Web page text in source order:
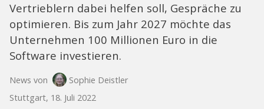
Vertrieblern dabei helfen soll, Gespräche zu
optimieren. Bis zum Jahr 2027 möchte das
Unternehmen 100 Millionen Euro in die
Software investieren.
News von
Sophie Deistler
Stuttgart, 18. Juli 2022